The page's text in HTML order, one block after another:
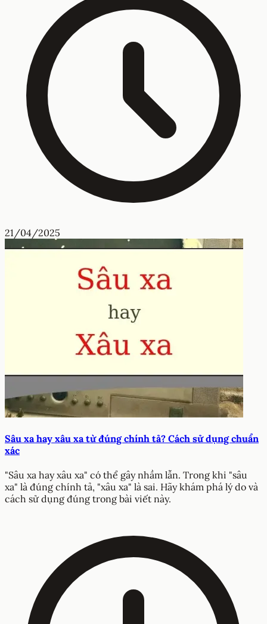
21/04/2025
Sâu xa hay xâu xa từ đúng chính tả? Cách sử dụng chuẩn
xác
"Sâu xa hay xâu xa" có thể gây nhầm lẫn. Trong khi "sâu
xa" là đúng chính tả, "xâu xa" là sai. Hãy khám phá lý do và
cách sử dụng đúng trong bài viết này.